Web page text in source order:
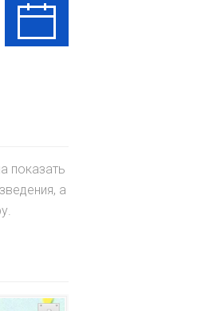
Чт
показать
а